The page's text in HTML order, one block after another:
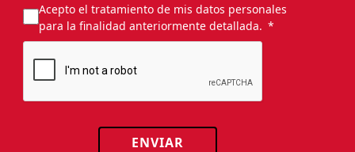
Acepto el tratamiento de mis datos personales
para la finalidad anteriormente detallada.
ENVIAR